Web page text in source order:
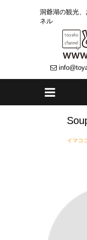
洞爺湖の観光
ネル
イマコ